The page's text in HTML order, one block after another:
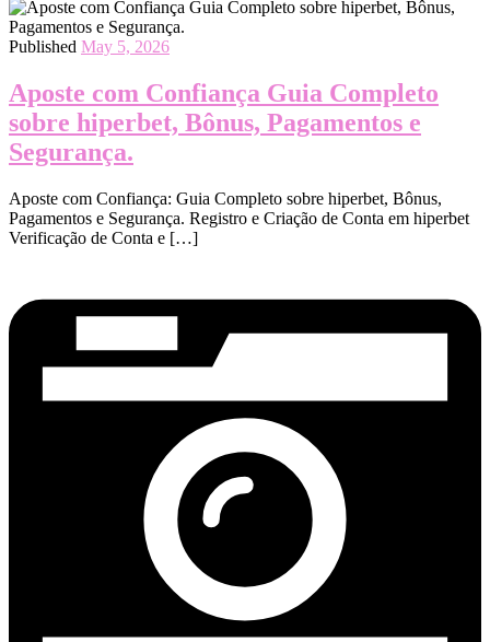
Published May 5, 2026
Aposte com Confiança Guia Completo
sobre hiperbet, Bônus, Pagamentos e
Segurança.
Aposte com Confiança: Guia Completo sobre hiperbet, Bônus,
Pagamentos e Segurança. Registro e Criação de Conta em hiperbet
Verificação de Conta e […]